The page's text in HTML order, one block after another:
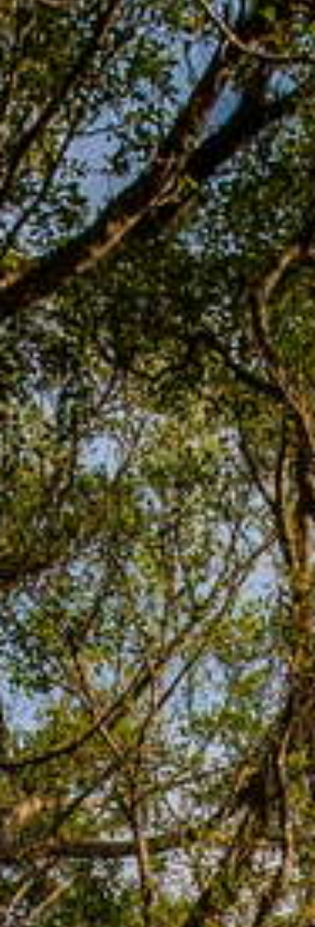
#vscotaiwan #viewtaiwan #amazingtaiwan #instagood
#love #photography #travel #대만여행 #여행인스타 #공원
#야
경스타그램
#멋지다 #올레길 #멋진풍경 #カメラ #撮影 #五酒桶
山步道 -
快来分享美照
TAG我们，让更多人看见桃园的美
欢迎@taoyuantravel 或#taoyuantravel